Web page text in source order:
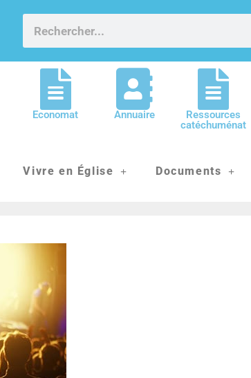
Economat Annuaire
Ressources
catéchuménat
Vivre en Église Documents